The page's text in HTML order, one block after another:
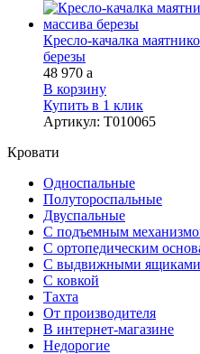
Кресло-качалка
березы
48 970 a
В корзину
Купить в 1 клик
Артикул: Т010065
Кровати
Односпальные
Полутороспальные
Двуспальные
С подъемным
С ортопедическим
С выдвижными ящиками
С ковкой
Тахта
От производителя
В интернет-магазине
Недорогие